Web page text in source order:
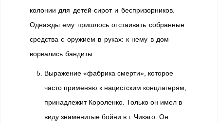
колонии для детей-сирот и беспризорников.
Однажды ему пришлось отстаивать собранные
средства с оружием в руках: к нему в дом
ворвались бандиты.
Выражение «фабрика смерти», которое
часто применяю к нацистским концлагерям,
принадлежит Короленко. Только он имел в
виду знаменитые бойни в г. Чикаго. Он